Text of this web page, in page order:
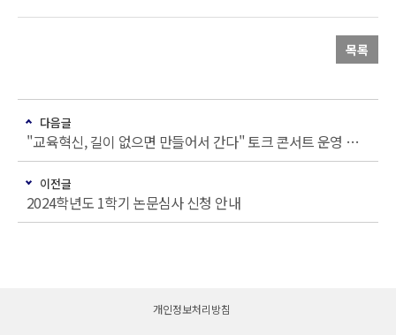
목록
다음글
"교육혁신, 길이 없으면 만들어서 간다" 토크 콘서트 운영 안내
이전글
2024학년도 1학기 논문심사 신청 안내
개인정보처리방침